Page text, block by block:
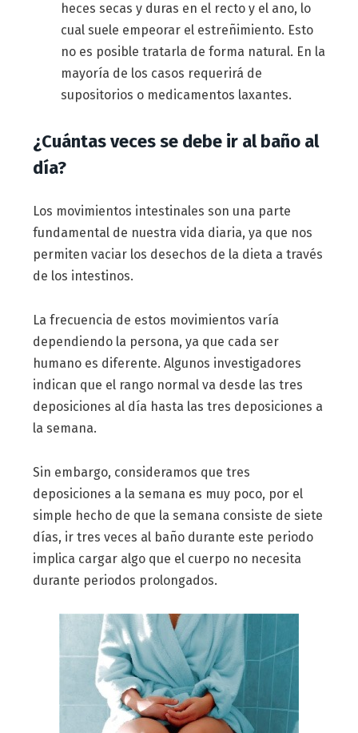
heces secas y duras en el recto y el ano, lo
cual suele empeorar el estreñimiento. Esto
no es posible tratarla de forma natural. En la
mayoría de los casos requerirá de
supositorios o medicamentos laxantes.
¿Cuántas veces se debe ir al baño al
día?
Los movimientos intestinales son una parte
fundamental de nuestra vida diaria, ya que nos
permiten vaciar los desechos de la dieta a través
de los intestinos.
La frecuencia de estos movimientos varía
dependiendo la persona, ya que cada ser
humano es diferente. Algunos investigadores
indican que el rango normal va desde las tres
deposiciones al día hasta las tres deposiciones a
la semana.
Sin embargo, consideramos que tres
deposiciones a la semana es muy poco, por el
simple hecho de que la semana consiste de siete
días, ir tres veces al baño durante este periodo
implica cargar algo que el cuerpo no necesita
durante periodos prolongados.